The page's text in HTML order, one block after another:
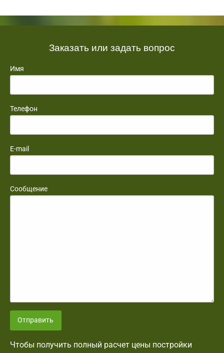
Заказать или задать вопрос
Имя
Телефон
E-mail
Сообщение
Отправить
Чтобы получить полный расчет цены постройки